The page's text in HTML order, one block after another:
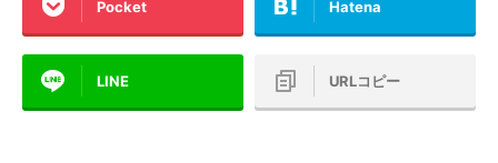
Pocket Hatena
LINE URLコピー